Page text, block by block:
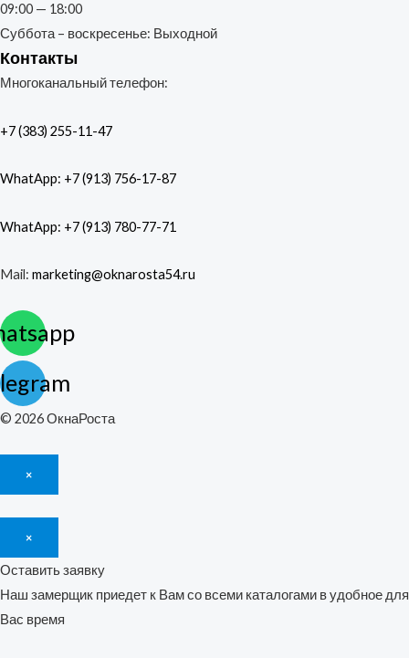
09:00 — 18:00
Суббота – воскресенье: Выходной
Контакты
Многоканальный телефон:
+7 (383) 255-11-47
WhatApp: +7 (913) 756-17-87
WhatApp: +7 (913) 780-77-71
Mail: marketing@oknarosta54.ru
© 2026 ОкнаРоста
×
×
Оставить заявку
Наш замерщик приедет к Вам со всеми каталогами в удобное для
Вас время